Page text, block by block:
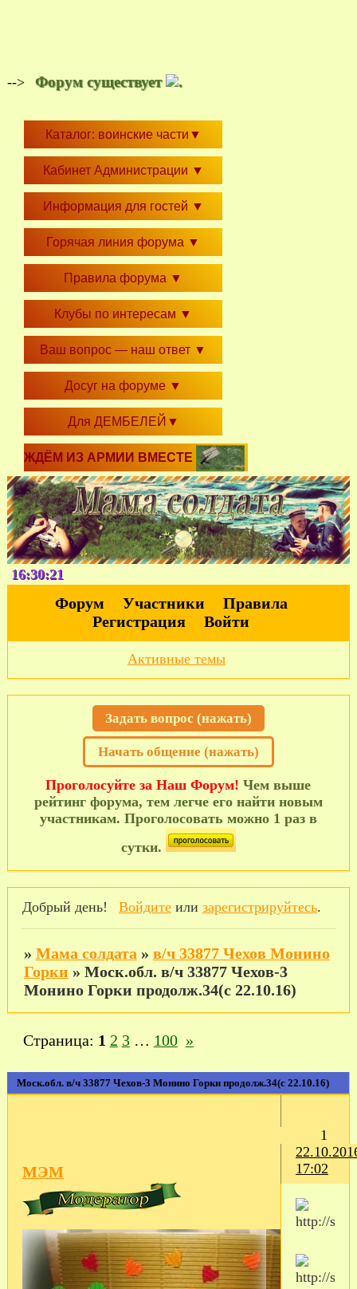
--> Форум существует .
Каталог: воинские части ▼
Кабинет Администрации ▼
Информация для гостей ▼
Горячая линия форума ▼
Правила форума ▼
Клубы по интересам ▼
Ваш вопрос — наш ответ ▼
Досуг на форуме ▼
Для ДЕМБЕЛЕЙ ▼
ЖДЁМ ИЗ АРМИИ ВМЕСТЕ
16:30:22
Форум Участники
Правила
Регистрация
Войти
Активные темы
Задать вопрос (нажать)
Начать общение (нажать)
Проголосуйте за Наш Форум! Чем выше
рейтинг форума, тем легче его найти новым
участникам. Проголосовать можно 1 раз в
сутки.
Добрый день! Войдитеили зарегистрируйтесь.
» Мама солдата » в/ч 33877 Чехов Монино
Горки » Моск.обл. в/ч 33877 Чехов-3
Монино Горки продолж.34(с 22.10.16)
Моск.обл. в/ч 33877 Чехов-3 Монино Горки продолж.34(с 22.10.16)
Страница: 1 2 3 … 100 »
1
17:02
МЭМ